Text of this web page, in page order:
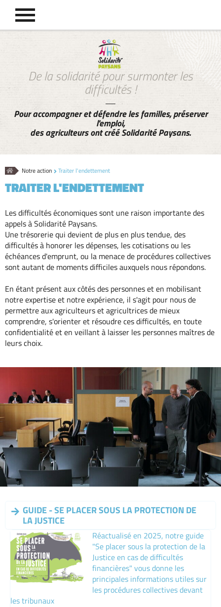
De la solidarité pour surmonter les
difficultés !
Pour accompagner et défendre les familles, préserver
l'emploi,
des agriculteurs ont créé Solidarité Paysans.
AccueilNotre action Traiter l'endettement
TRAITER L'ENDETTEMENT
Les difficultés économiques sont une raison importante des
appels à Solidarité Paysans.
Une trésorerie qui devient de plus en plus tendue, des
difficultés à honorer les dépenses, les cotisations ou les
échéances d'emprunt, ou la menace de procédures collectives
sont autant de moments difficiles auxquels nous répondons.
En étant présent aux côtés des personnes et en mobilisant
notre expertise et notre expérience, il s'agit pour nous de
permettre aux agriculteurs et agricultrices de mieux
comprendre, s'orienter et résoudre ces difficultés, en toute
confidentialité et en veillant à laisser les personnes maîtres de
leurs choix.
GUIDE - SE PLACER SOUS LA PROTECTION DE
LA JUSTICE
Réactualisé en 2025, notre guide
"Se placer sous la protection de la
Justice en cas de difficultés
financières" vous donne les
principales informations utiles sur
les procédures collectives devant
les tribunaux